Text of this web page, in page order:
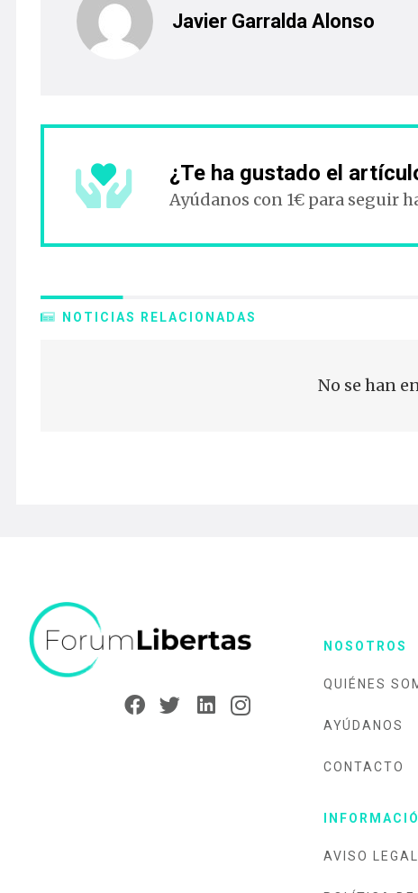
Javier Garralda Alonso
¿Te ha gustado el
Ayúdanos con 1€ para seguir
NOTICIAS RELACIONADAS
No se han
NOSOTROS
QUIÉNES
AYÚDANOS
CONTACTO
AVISO LEGAL